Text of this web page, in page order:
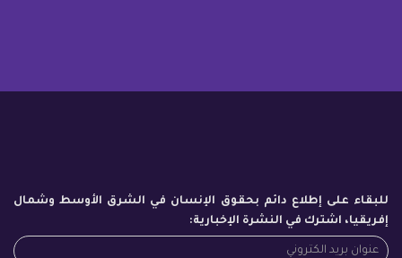
للبقاء على إطلاع دائم بحقوق الإنسان في الشرق الأوسط وشمال
إفريقيا، اشترك في النشرة الإخبارية: